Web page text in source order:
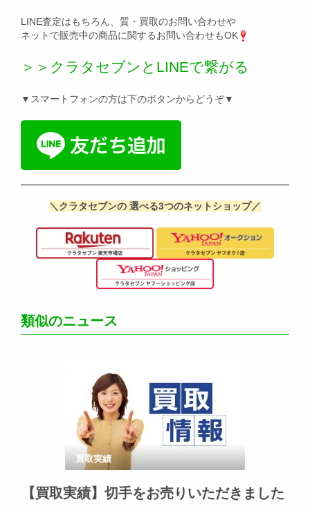
LINE査定はもちろん、質・買取のお問い合わせや
ネットで販売中の商品に関するお問い合わせもOK
＞＞クラタセブンとLINEで繋がる
▼スマートフォンの方は下のボタンからどうぞ▼
＼クラタセブンの 選べる3つのネットショップ／
類似のニュース
買取実績
【買取実績】切手をお売りいただきました